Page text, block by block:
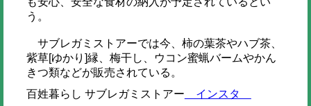
う。
サブレガミストアーでは今、柿の葉茶やハブ茶、
紫草[ゆかり]縁、梅干し、ウコン蜜蝋バームやかん
きつ類などが販売されている。
百姓暮らし サブレガミストアー インスタ